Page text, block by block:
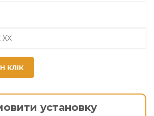
КЛІК
установку